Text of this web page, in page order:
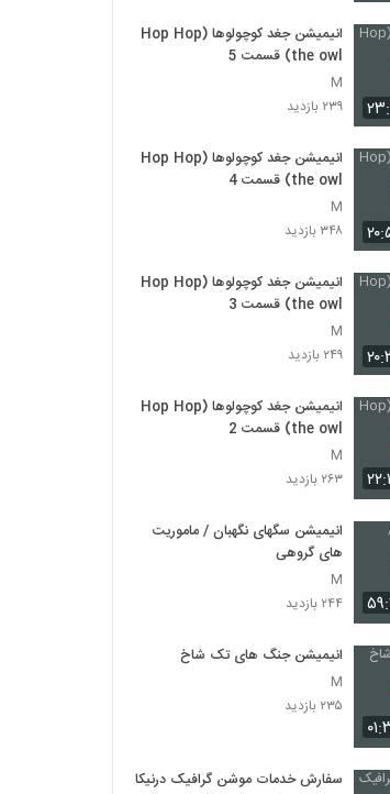
انیمیشن جغد کوچولوها (Hop Hop
the owl) قسمت 5
M
۲۳۹ بازدید
انیمیشن جغد کوچولوها (Hop Hop
the owl) قسمت 4
M
۳۴۸ بازدید
انیمیشن جغد کوچولوها (Hop Hop
the owl) قسمت 3
M
۲۴۹ بازدید
انیمیشن جغد کوچولوها (Hop Hop
the owl) قسمت 2
M
۲۶۳ بازدید
انیمیشن سگهای نگهبان / ماموریت
های گروهی
M
۲۴۴ بازدید
انیمیشن جنگ های تک شاخ
M
۲۳۵ بازدید
سفارش خدمات موشن گرافیک درنیکا